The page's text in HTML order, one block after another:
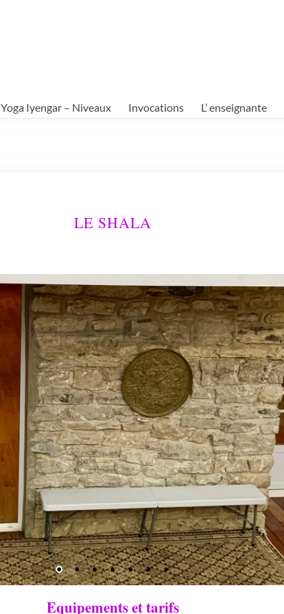
Yoga Iyengar – Niveaux Invocations L’ enseignante
LE SHALA
Equipements et tarifs